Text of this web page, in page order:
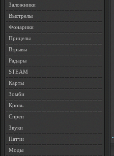
Заложники
Выстрелы
Фонарики
Прицелы
Взрывы
Радары
STEAM
Карты
Зомби
Кровь
Спреи
Звуки
Патчи
Моды